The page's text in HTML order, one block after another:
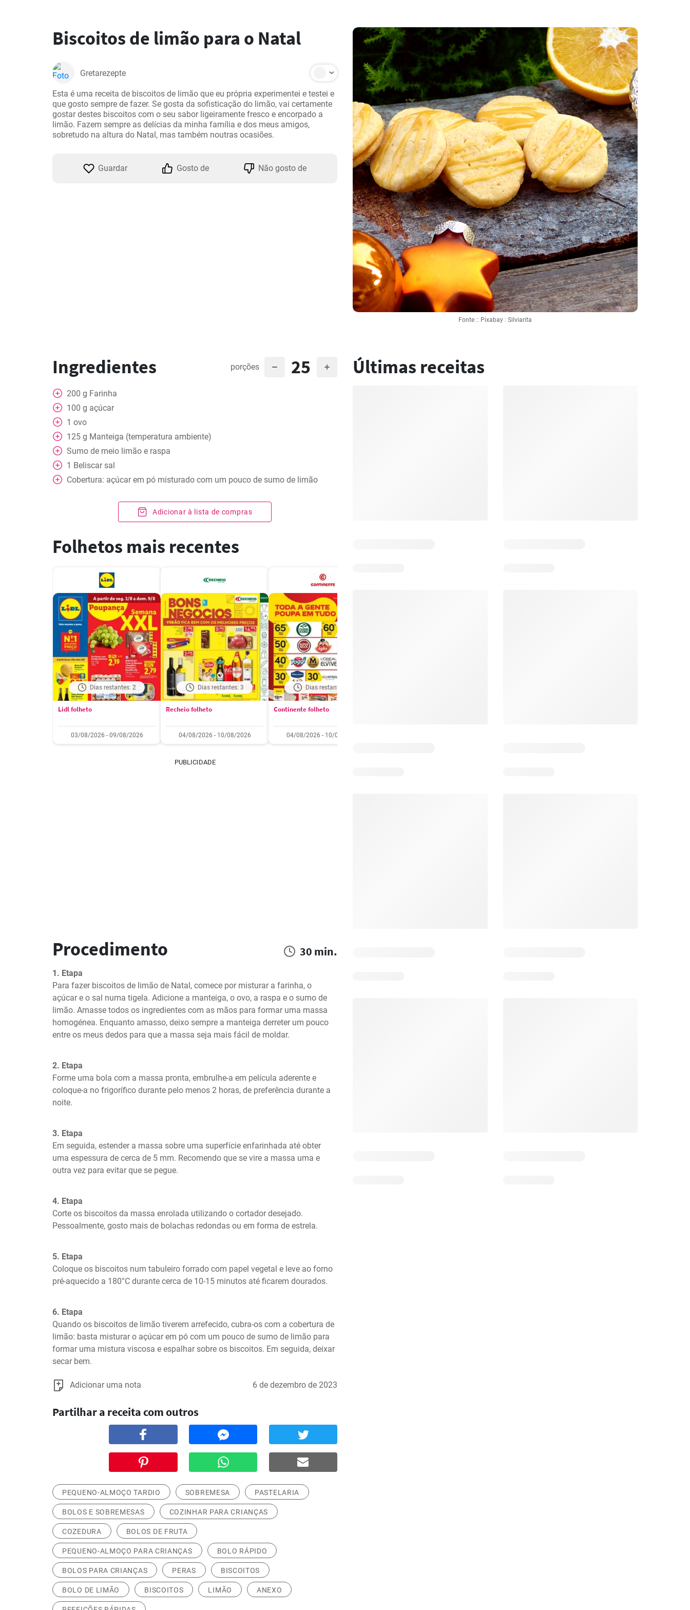
Fonte :: Pixabay : Silviarita
Biscoitos de limão para o Natal
Gretarezepte
Esta é uma receita de biscoitos de limão que eu própria experimentei e testei e
que gosto sempre de fazer. Se gosta da sofisticação do limão, vai certamente
gostar destes biscoitos com o seu sabor ligeiramente fresco e encorpado a
limão. Fazem sempre as delícias da minha família e dos meus amigos,
sobretudo na altura do Natal, mas também noutras ocasiões.
Guardar Gosto de Não gosto de
Ingredientes porções 25
200 g Farinha
100 g açúcar
1 ovo
125 g Manteiga (temperatura ambiente)
Sumo de meio limão e raspa
1 Beliscar sal
Cobertura: açúcar em pó misturado com um pouco de sumo de limão
Adicionar à lista de compras
Folhetos mais recentes
Dias restantes: 2
Lidl folheto
03/08/2026 - 09/08/2026
Dias restantes: 3
Recheio folheto
04/08/2026 - 10/08/2026
Dias restantes: 3
Continente folheto
04/08/2026 - 10/08/2026
PUBLICIDADE
Procedimento 30 min.
1. Etapa
Para fazer biscoitos de limão de Natal, comece por misturar a farinha, o
açúcar e o sal numa tigela. Adicione a manteiga, o ovo, a raspa e o sumo de
limão. Amasse todos os ingredientes com as mãos para formar uma massa
homogénea. Enquanto amasso, deixo sempre a manteiga derreter um pouco
entre os meus dedos para que a massa seja mais fácil de moldar.
2. Etapa
Forme uma bola com a massa pronta, embrulhe-a em película aderente e
coloque-a no frigorífico durante pelo menos 2 horas, de preferência durante a
noite.
3. Etapa
Em seguida, estender a massa sobre uma superfície enfarinhada até obter
uma espessura de cerca de 5 mm. Recomendo que se vire a massa uma e
outra vez para evitar que se pegue.
4. Etapa
Corte os biscoitos da massa enrolada utilizando o cortador desejado.
Pessoalmente, gosto mais de bolachas redondas ou em forma de estrela.
5. Etapa
Coloque os biscoitos num tabuleiro forrado com papel vegetal e leve ao forno
pré-aquecido a 180°C durante cerca de 10-15 minutos até ficarem dourados.
6. Etapa
Quando os biscoitos de limão tiverem arrefecido, cubra-os com a cobertura de
limão: basta misturar o açúcar em pó com um pouco de sumo de limão para
formar uma mistura viscosa e espalhar sobre os biscoitos. Em seguida, deixar
secar bem.
Adicionar uma nota 6 de dezembro de 2023
Partilhar a receita com outros
PEQUENO-ALMOÇO TARDIO SOBREMESA PASTELARIA
BOLOS E SOBREMESAS COZINHAR PARA CRIANÇAS
COZEDURA BOLOS DE FRUTA
PEQUENO-ALMOÇO PARA CRIANÇAS BOLO RÁPIDO
BOLOS PARA CRIANÇAS PERAS BISCOITOS
BOLO DE LIMÃO BISCOITOS LIMÃO ANEXO
Últimas receitas